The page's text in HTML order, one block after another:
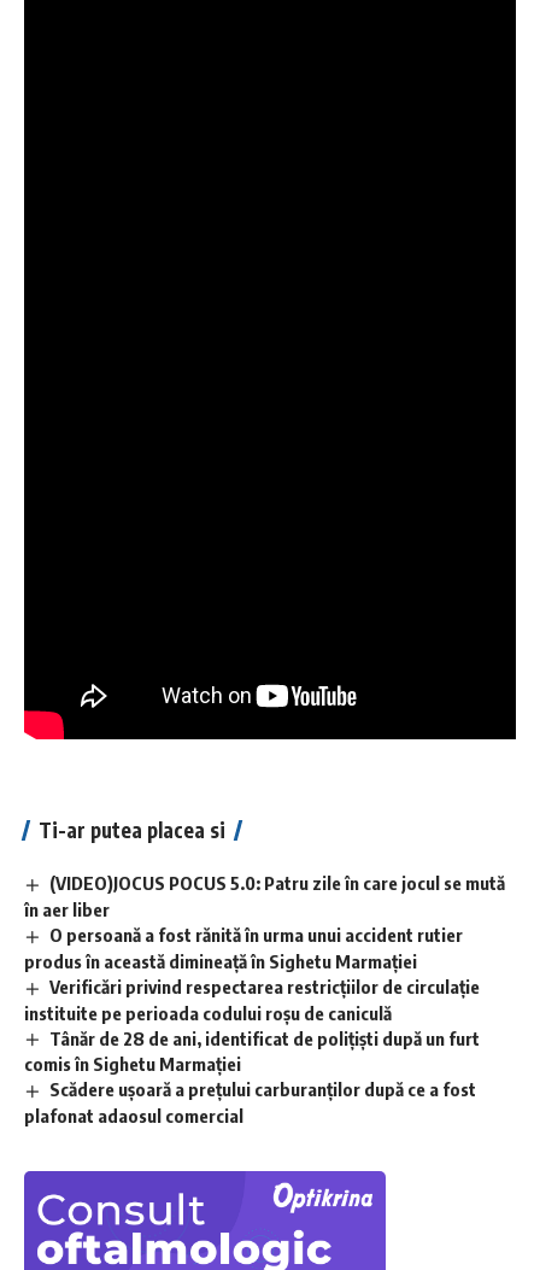
Ti-ar putea placea si
(VIDEO)JOCUS POCUS 5.0: Patru zile în care jocul se mută
în aer liber
O persoană a fost rănită în urma unui accident rutier
produs în această dimineață în Sighetu Marmației
Verificări privind respectarea restricțiilor de circulație
instituite pe perioada codului roșu de caniculă
Tânăr de 28 de ani, identificat de polițiști după un furt
comis în Sighetu Marmației
Scădere ușoară a prețului carburanților după ce a fost
plafonat adaosul comercial